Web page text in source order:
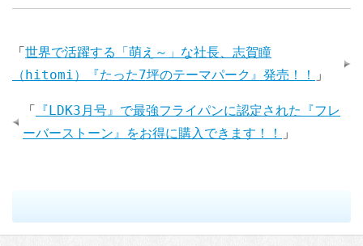
「 世界で活躍する「萌え～」な社長、志賀瞳
（hitomi）『たった7坪のテーマパーク』発売！！
」
「
『LDK3月号』で最強フライパンに認定された『フレ
ーバーストーン』をお得に購入できます！！
」